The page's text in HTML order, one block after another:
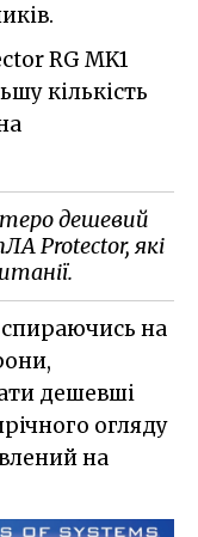
RG MK1
кількість
дешевий
Protector, які
на
дешевші
огляду
на